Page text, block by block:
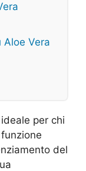
Aloe Vera
per chi
del